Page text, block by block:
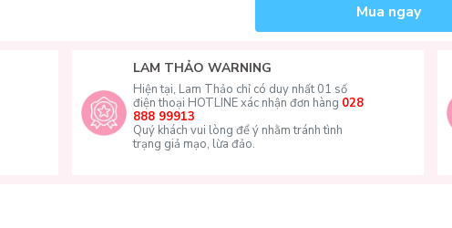
Mua ngay
LAM THẢO WARNING
Hiện tại, Lam Thảo chỉ có duy nhất 01 số
điện thoại HOTLINE xác nhận đơn hàng 028
888 99913
Quý khách vui lòng để ý nhằm tránh tình
trạng giả mạo, lừa đảo.